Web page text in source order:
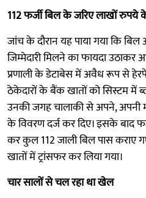
112 फर्जी बिल के जरिए लाखों रुपये
जांच के दौरान यह पाया गया कि
जिम्मेदारी मिलने का फायदा उठाकर
प्रणाली के डेटाबेस में अवैध रूप से
ठेकेदारों के बैंक खातों को सिस्टम में
उनकी जगह चालाकी से अपने, अपनी
के विवरण दर्ज कर दिए। इसके बाद
कर कुल 112 जाली बिल पास कराए
खातों में ट्रांसफर कर लिया गया।
चार सालों से चल रहा था खेल